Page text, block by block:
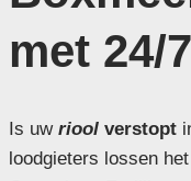
met 24/
Is uw rioolverstopt
loodgieters lossen